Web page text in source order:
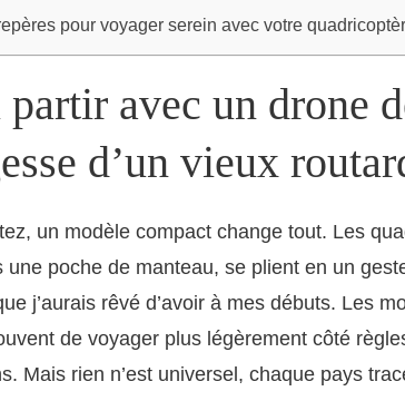
pour voyager serein avec votre
avec un drone
d’un vieux
un modèle compact change tout. Les
une poche de manteau, se plient en un
j’aurais rêvé d’avoir à mes débuts. Les
de voyager plus légèrement côté
Mais rien n’est universel, chaque pays